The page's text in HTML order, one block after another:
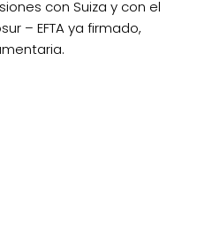
con Suiza y con el
– EFTA ya firmado,